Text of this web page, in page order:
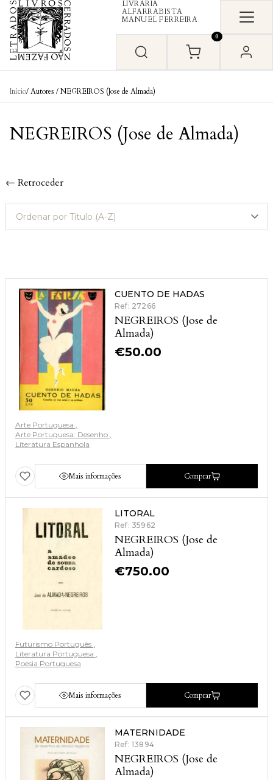
Skip to content
LIVRARIA
ALFARRABISTA
MANUEL FERREIRA
0
Início/ Autores / NEGREIROS (Jose de Almada)
NEGREIROS (Jose de Almada)
← Retroceder
CUENTO DE HADAS
Ref: 27266
NEGREIROS (Jose de
Almada)
€50.00
Arte Portuguesa
Arte Portuguesa: Desenho
Literatura Espanhola
Mais informações Comprar
LITORAL
Ref: 35962
NEGREIROS (Jose de
Almada)
€750.00
Futurismo Português
Literatura Portuguesa
Poesia Portuguesa
Mais informações Comprar
MATERNIDADE
Ref: 13894
NEGREIROS (Jose de
Almada)